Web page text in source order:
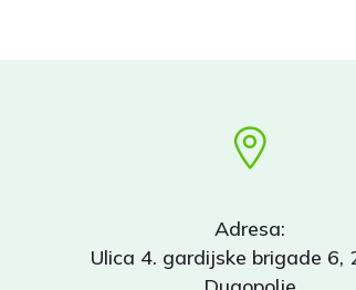
Adresa:
Ulica 4. gardijske brigade 6,